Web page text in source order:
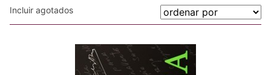
Incluir agotados